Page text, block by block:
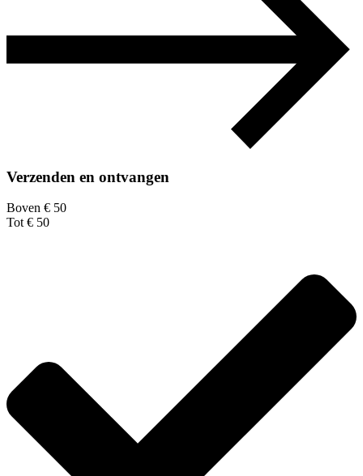
Verzenden en ontvangen
Boven € 50
Tot € 50